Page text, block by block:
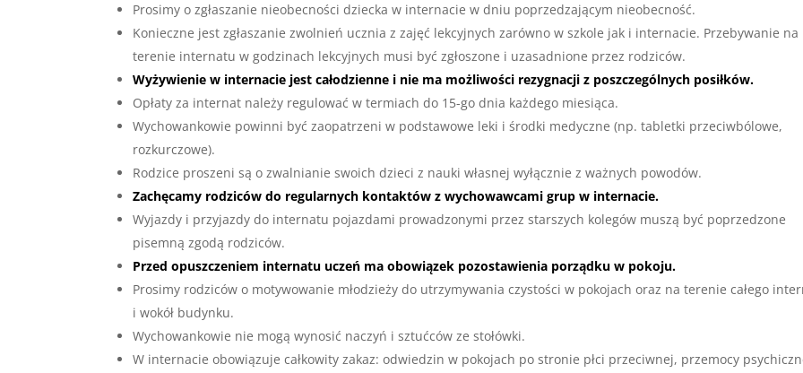
Prosimy o zgłaszanie nieobecności dziecka w internacie w dniu poprzedzającym nieobecność.
Konieczne jest zgłaszanie zwolnień ucznia z zajęć lekcyjnych zarówno w szkole jak i internacie. Przebywanie na
terenie internatu w godzinach lekcyjnych musi być zgłoszone i uzasadnione przez rodziców.
Wyżywienie w internacie jest całodzienne i nie ma możliwości rezygnacji z poszczególnych posiłków.
Opłaty za internat należy regulować w termiach do 15-go dnia każdego miesiąca.
Wychowankowie powinni być zaopatrzeni w podstawowe leki i środki medyczne (np. tabletki przeciwbólowe,
rozkurczowe).
Rodzice proszeni są o zwalnianie swoich dzieci z nauki własnej wyłącznie z ważnych powodów.
Zachęcamy rodziców do regularnych kontaktów z wychowawcami grup w internacie.
Wyjazdy i przyjazdy do internatu pojazdami prowadzonymi przez starszych kolegów muszą być poprzedzone
pisemną zgodą rodziców.
Przed opuszczeniem internatu uczeń ma obowiązek pozostawienia porządku w pokoju.
Prosimy rodziców o motywowanie młodzieży do utrzymywania czystości w pokojach oraz na terenie całego
i wokół budynku.
Wychowankowie nie mogą wynosić naczyń i sztućców ze stołówki.
W internacie obowiązuje całkowity zakaz: odwiedzin w pokojach po stronie płci przeciwnej, przemocy